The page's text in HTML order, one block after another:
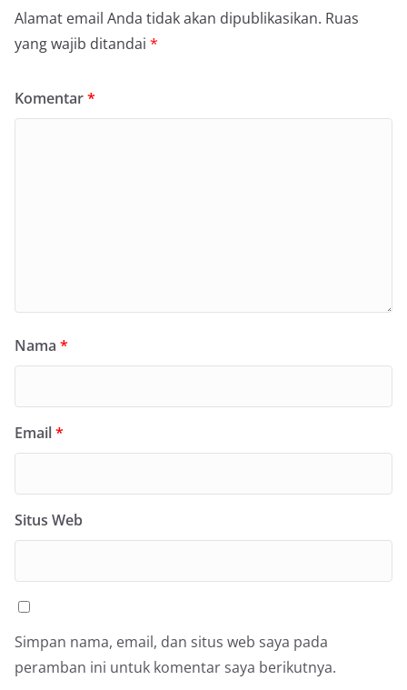
Alamat email Anda tidak akan dipublikasikan. Ruas
yang wajib ditandai *
Komentar*
Nama *
Email*
Situs Web
Simpan nama, email, dan situs web saya pada
peramban ini untuk komentar saya berikutnya.